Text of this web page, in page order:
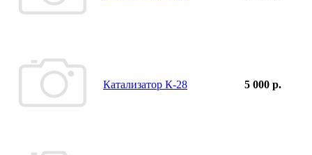
Катализатор К-28 5 000 р.